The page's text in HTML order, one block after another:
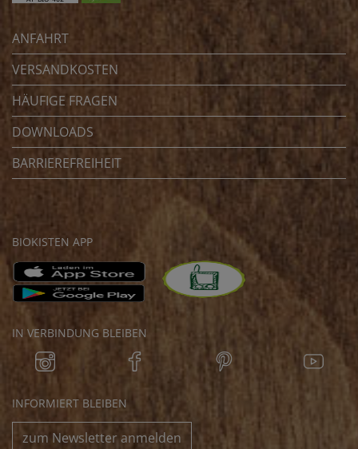
ANFAHRT
VERSANDKOSTEN
HÄUFIGE FRAGEN
DOWNLOADS
BARRIEREFREIHEIT
BIOKISTEN APP
IN VERBINDUNG BLEIBEN
INFORMIERT BLEIBEN
zum Newsletter anmelden